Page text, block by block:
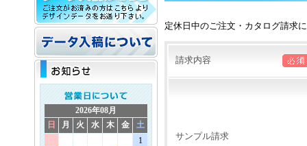
2026年08月
日
月 火 水 木 金
土
1
定休日中のご注文・カタログ請求
請求内容
サンプル請求